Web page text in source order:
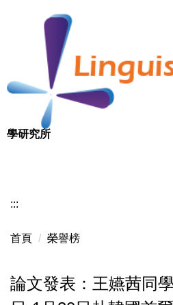
學研究所
:::
首頁 榮譽榜
論文發表：王嬿茜同